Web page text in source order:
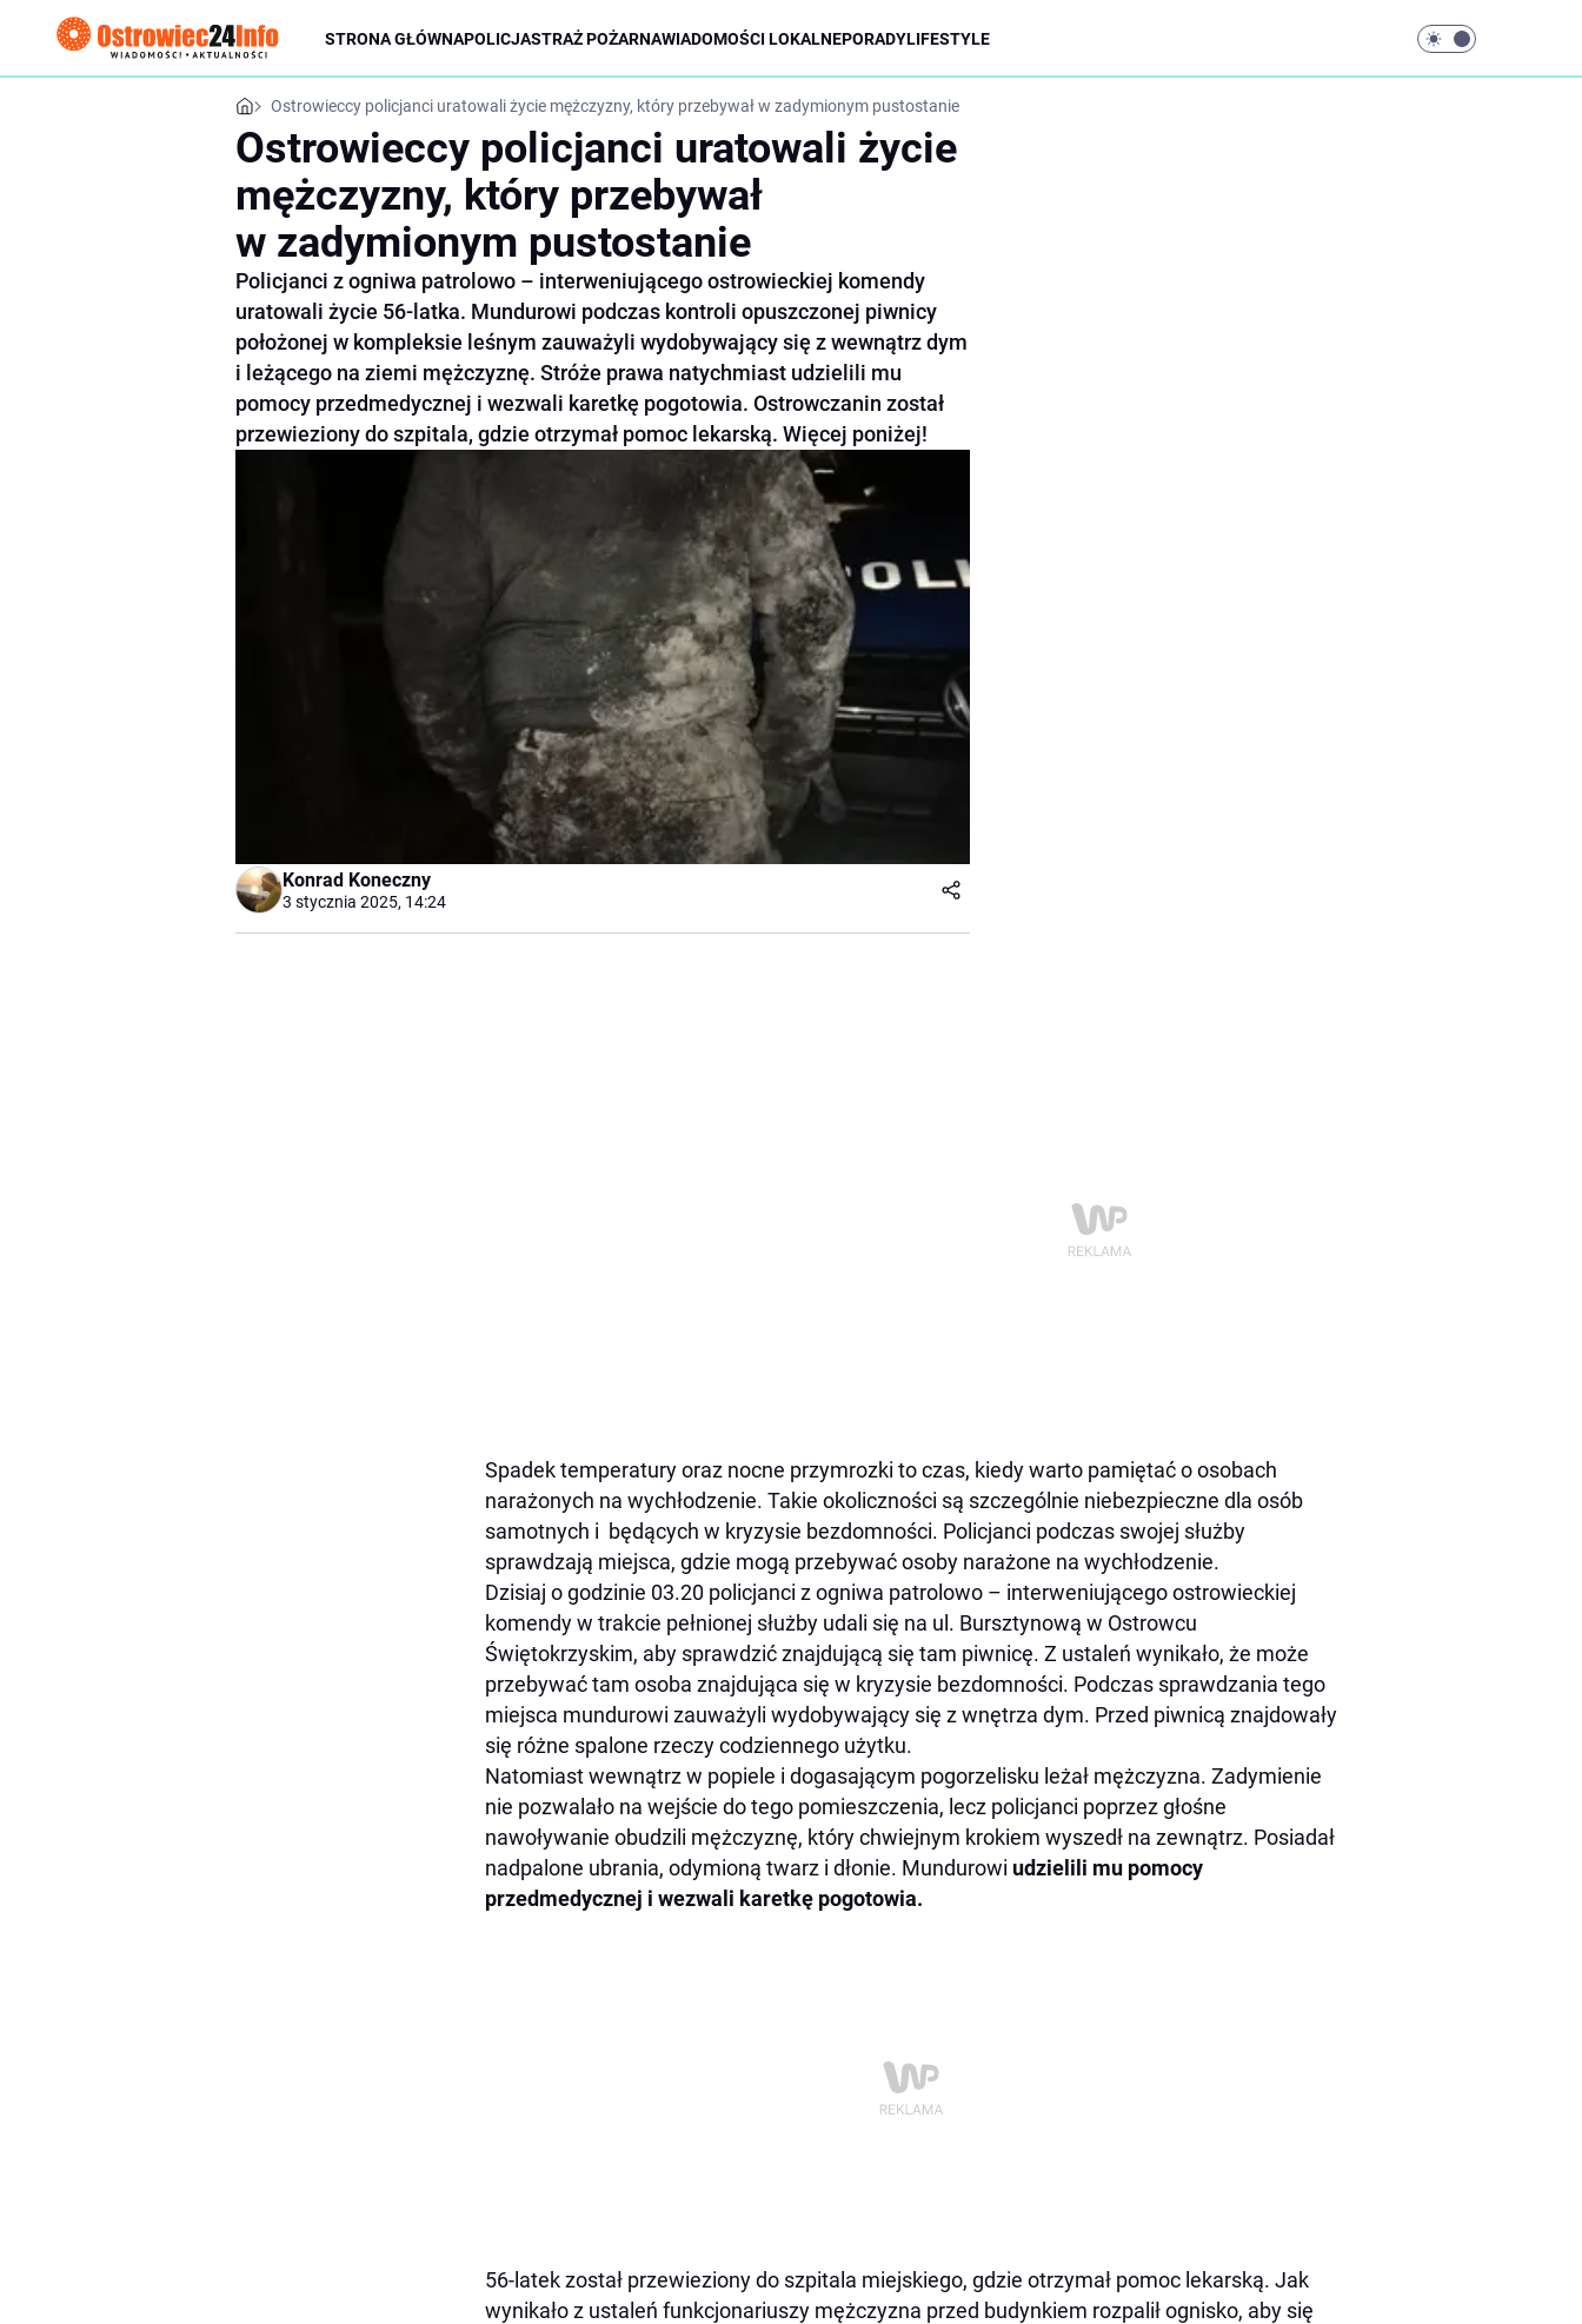
STRONA GŁÓWNAPOLICJASTRAŻ POŻARNAWIADOMOŚCI LOKALNEPORADYLIFESTYLE
Ostrowieccy policjanci uratowali życie mężczyzny, który przebywał w zadymionym pustostanie
Ostrowieccy policjanci uratowali życie
mężczyzny, który przebywał
w zadymionym pustostanie
Policjanci z ogniwa patrolowo – interweniującego ostrowieckiej komendy
uratowali życie 56-latka. Mundurowi podczas kontroli opuszczonej piwnicy
położonej w kompleksie leśnym zauważyli wydobywający się z wewnątrz dym
i leżącego na ziemi mężczyznę. Stróże prawa natychmiast udzielili mu
pomocy przedmedycznej i wezwali karetkę pogotowia. Ostrowczanin został
przewieziony do szpitala, gdzie otrzymał pomoc lekarską. Więcej poniżej!
Konrad Koneczny
3 stycznia 2025, 14:24
Spadek temperatury oraz nocne przymrozki to czas, kiedy warto pamiętać o osobach
narażonych na wychłodzenie. Takie okoliczności są szczególnie niebezpieczne dla osób
samotnych i będących w kryzysie bezdomności. Policjanci podczas swojej służby
sprawdzają miejsca, gdzie mogą przebywać osoby narażone na wychłodzenie.
Dzisiaj o godzinie 03.20 policjanci z ogniwa patrolowo – interweniującego ostrowieckiej
komendy w trakcie pełnionej służby udali się na ul. Bursztynową w Ostrowcu
Świętokrzyskim, aby sprawdzić znajdującą się tam piwnicę. Z ustaleń wynikało, że może
przebywać tam osoba znajdująca się w kryzysie bezdomności. Podczas sprawdzania tego
miejsca mundurowi zauważyli wydobywający się z wnętrza dym. Przed piwnicą znajdowały
się różne spalone rzeczy codziennego użytku.
Natomiast wewnątrz w popiele i dogasającym pogorzelisku leżał mężczyzna. Zadymienie
nie pozwalało na wejście do tego pomieszczenia, lecz policjanci poprzez głośne
nawoływanie obudzili mężczyznę, który chwiejnym krokiem wyszedł na zewnątrz. Posiadał
nadpalone ubrania, odymioną twarz i dłonie. Mundurowi udzielili mu pomocy
przedmedycznej i wezwali karetkę pogotowia.
56-latek został przewieziony do szpitala miejskiego, gdzie otrzymał pomoc lekarską. Jak
wynikało z ustaleń funkcjonariuszy mężczyzna przed budynkiem rozpalił ognisko, aby się